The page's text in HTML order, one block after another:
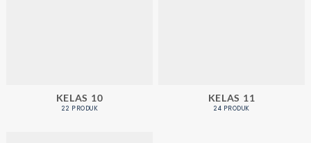
KELAS 10
22 PRODUK
KELAS 11
24 PRODUK